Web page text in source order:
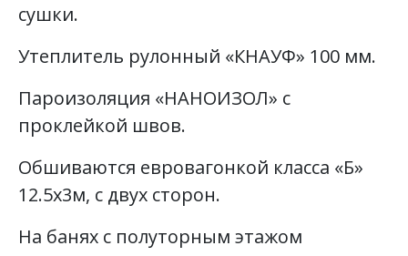
сушки.
Утеплитель рулонный «КНАУФ» 100 мм.
Пароизоляция «НАНОИЗОЛ» с
проклейкой швов.
Обшиваются евровагонкой класса «Б»
12.5х3м, с двух сторон.
На банях с полуторным этажом